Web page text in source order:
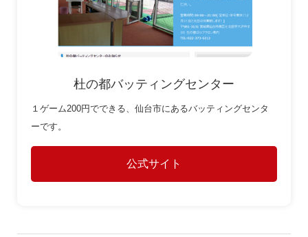
杜の都バッティングセンター
１ゲーム200円でできる、仙台市にあるバッティングセンタ
ーです。
公式サイト